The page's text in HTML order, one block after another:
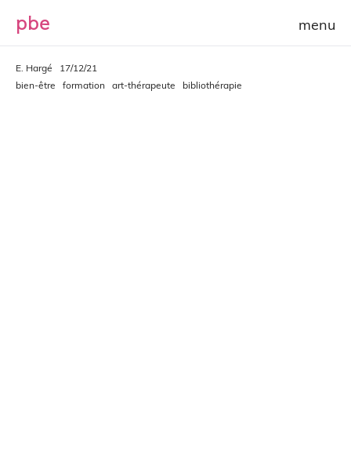
pbe
E. Hargé
17/12/21
bien-être
formation art-thérapeute bibliothérapie